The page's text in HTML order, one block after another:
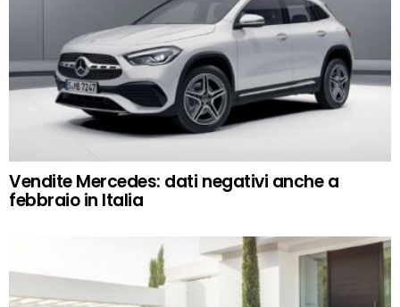
Vendite Mercedes: dati negativi anche a
febbraio in Italia